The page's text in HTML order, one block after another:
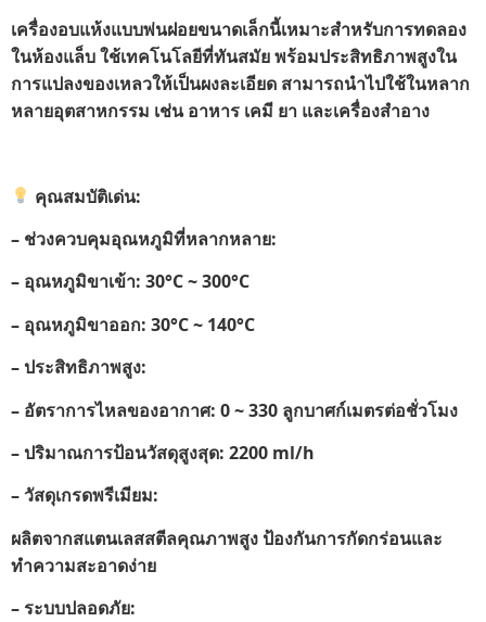
เครื่องอบแห้งแบบพ่นฝอยขนาดเล็กนี้เหมาะสำหรับการทดลอง
ในห้องแล็บ ใช้เทคโนโลยีที่ทันสมัย พร้อมประสิทธิภาพสูงใน
การแปลงของเหลวให้เป็นผงละเอียด สามารถนำไปใช้ในหลาก
หลายอุตสาหกรรม เช่น อาหาร เคมี ยา และเครื่องสำอาง
คุณสมบัติเด่น:
– ช่วงควบคุมอุณหภูมิที่หลากหลาย:
– อุณหภูมิขาเข้า: 30°C ~300°C
– อุณหภูมิขาออก: 30°C ~ 140°C
– ประสิทธิภาพสูง:
– อัตราการไหลของอากาศ: 0 ~330 ลูกบาศก์เมตรต่อชั่วโมง
– ปริมาณการป้อนวัสดุสูงสุด: 2200 ml/h
– วัสดุเกรดพรีเมียม:
ผลิตจากสแตนเลสสตีลคุณภาพสูง ป้องกันการกัดกร่อนและ
ทำความสะอาดง่าย
– ระบบปลอดภัย: